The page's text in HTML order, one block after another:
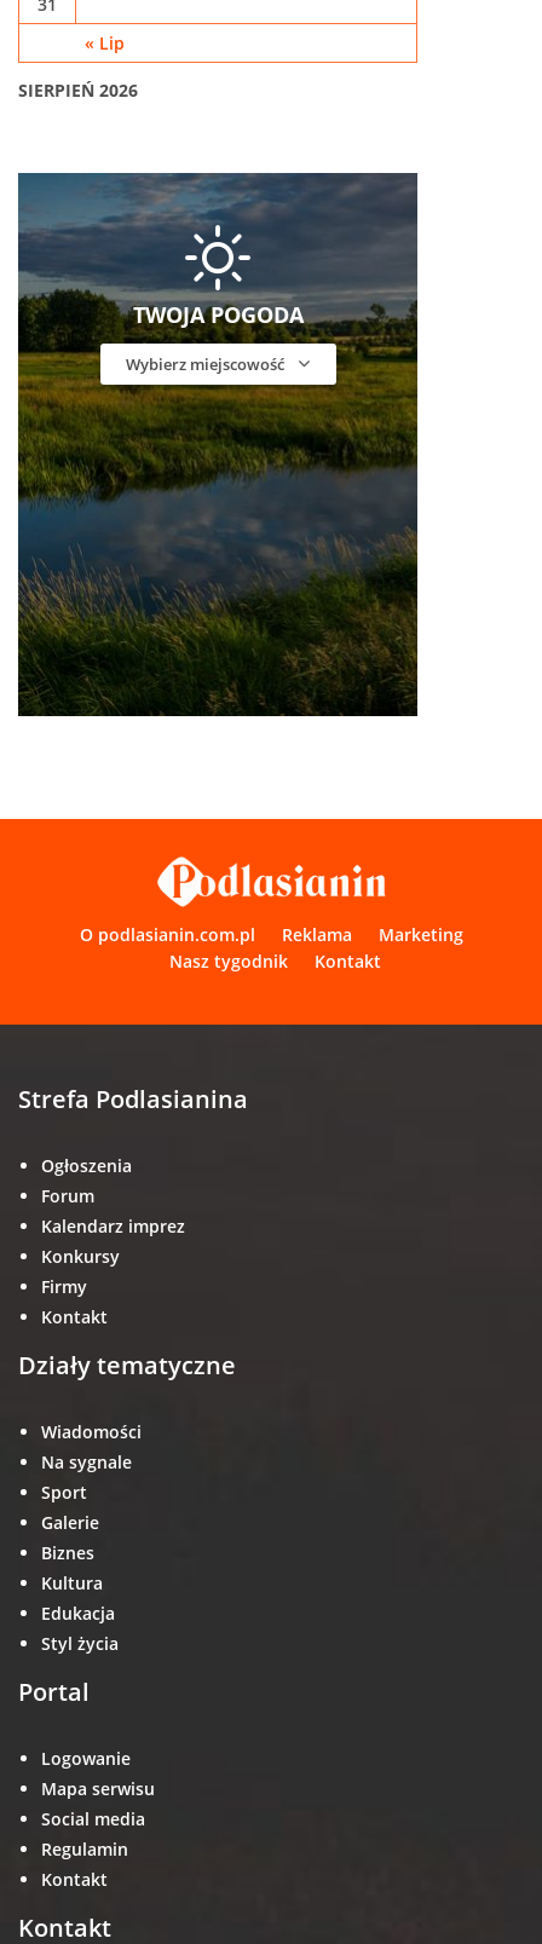
SIERPIEŃ 2026
« Lip
TWOJA POGODA
Wybierz miejscowość
O podlasianin.com.pl Reklama
Marketing
Nasz tygodnik
Kontakt
Strefa Podlasianina
Ogłoszenia
Forum
Kalendarz imprez
Konkursy
Firmy
Kontakt
Działy tematyczne
Wiadomości
Na sygnale
Sport
Galerie
Biznes
Kultura
Edukacja
Styl życia
Portal
Logowanie
Mapa serwisu
Social media
Regulamin
Kontakt
Kontakt